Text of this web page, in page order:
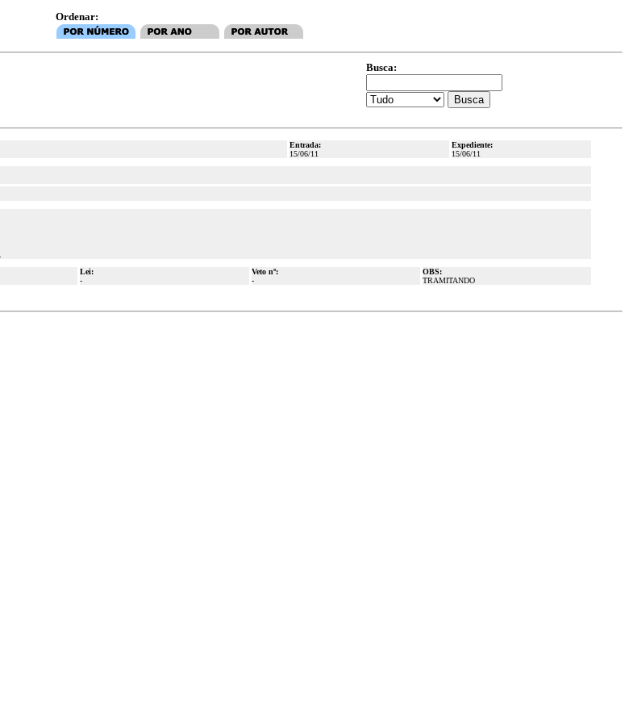
Ordenar:
Busca:
Entrada:
15/06/11
Expediente:
15/06/11
Lei:
-
Veto nº:
-
OBS:
TRAMITANDO